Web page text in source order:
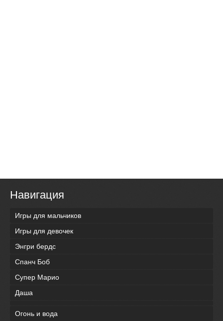
Навигация
Игры для мальчиков
Игры для девочек
Энгри бердс
Спанч Боб
Супер Марио
Даша
Огонь и вода